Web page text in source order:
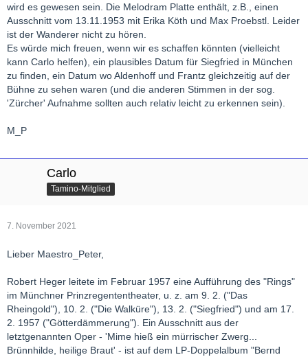
wird es gewesen sein. Die Melodram Platte enthält, z.B., einen
Ausschnitt vom 13.11.1953 mit Erika Köth und Max Proebstl. Leider
ist der Wanderer nicht zu hören.
Es würde mich freuen, wenn wir es schaffen könnten (vielleicht
kann Carlo helfen), ein plausibles Datum für Siegfried in München
zu finden, ein Datum wo Aldenhoff und Frantz gleichzeitig auf der
Bühne zu sehen waren (und die anderen Stimmen in der sog.
'Zürcher' Aufnahme sollten auch relativ leicht zu erkennen sein).
M_P
Carlo
Tamino-Mitglied
7. November 2021
Lieber Maestro_Peter,
Robert Heger leitete im Februar 1957 eine Aufführung des "Rings"
im Münchner Prinzregententheater, u. z. am 9. 2. ("Das
Rheingold"), 10. 2. ("Die Walküre"), 13. 2. ("Siegfried") und am 17.
2. 1957 ("Götterdämmerung"). Ein Ausschnitt aus der
letztgenannten Oper - 'Mime hieß ein mürrischer Zwerg...
Brünnhilde, heilige Braut' - ist auf dem LP-Doppelalbum "Bernd